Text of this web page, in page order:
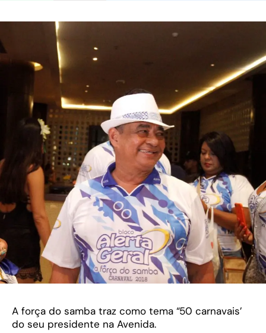
A força do samba traz como tema “50 carnavais’
do seu presidente na Avenida.